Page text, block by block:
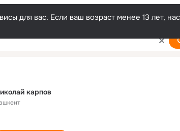
для вас. Если ваш возраст менее 13 лет,
карпов